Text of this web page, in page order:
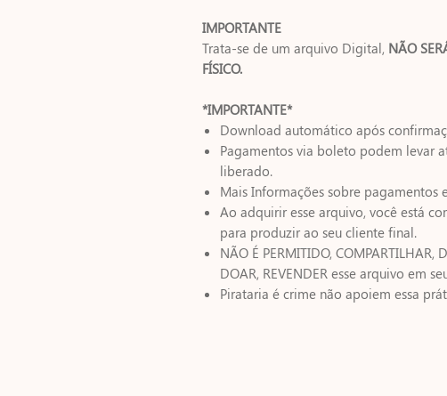
IMPORTANTE
Trata-se de um arquivo Digital, NÃO
FÍSICO.
*IMPORTANTE*
Download automático após
Pagamentos via boleto podem levar
liberado.
Mais Informações sobre pagamentos
Ao adquirir esse arquivo, você está
para produzir ao seu cliente final.
NÃO É PERMITIDO, COMPARTILHAR,
DOAR, REVENDER esse arquivo em
Pirataria é crime não apoiem essa